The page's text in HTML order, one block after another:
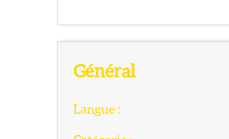
Général
Langue: